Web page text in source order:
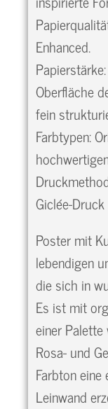
Enhanced.
Oberfläche
fein
Farbtypen:
Giclée-
Poster mit
lebendigen
die sich in
Es ist mit
einer Palette
Rosa- und
Farbton
Leinwand